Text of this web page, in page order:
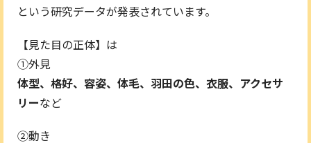
という研究データが発表されています。
【見た目の正体】は
①外見
体型、格好、容姿、体毛、羽田の色、衣服、アクセサ
リーなど
②動き